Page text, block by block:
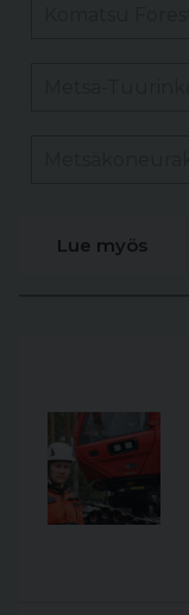
Lue myös